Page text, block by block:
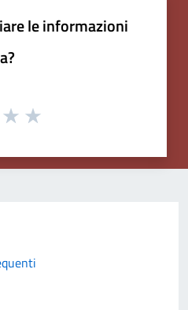
le informazioni